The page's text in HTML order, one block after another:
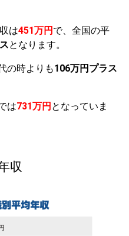
は451万円 で、全国の平
となります。
の時よりも106万円プラス
は731万円 となっていま
収